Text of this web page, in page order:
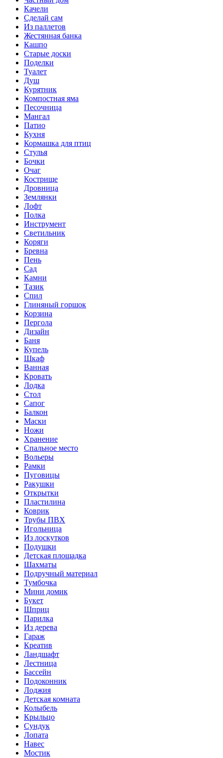
Качели
Сделай сам
Из паллетов
Жестянная банка
Кашпо
Старые доски
Поделки
Туалет
Душ
Курятник
Компостная яма
Песочница
Мангал
Патио
Кухня
Кормашка для птиц
Стулья
Бочки
Очаг
Кострище
Дровница
Землянки
Лофт
Полка
Инструмент
Светильник
Коряги
Бревна
Пень
Сад
Камни
Тазик
Спил
Глиняный горшок
Корзина
Пергола
Дизайн
Баня
Купель
Шкаф
Ванная
Кровать
Лодка
Стол
Сапог
Балкон
Маски
Ножи
Хранение
Спальное место
Вольеры
Рамки
Пуговицы
Ракушки
Открытки
Пластилина
Коврик
Трубы ПВХ
Игольница
Из лоскутков
Подушки
Детская площадка
Шахматы
Подручный материал
Тумбочка
Мини домик
Букет
Шприц
Парилка
Из дерева
Гараж
Креатив
Ландшафт
Лестница
Бассейн
Подоконник
Лоджия
Детская комната
Колыбель
Крыльцо
Сундук
Лопата
Навес
Мостик